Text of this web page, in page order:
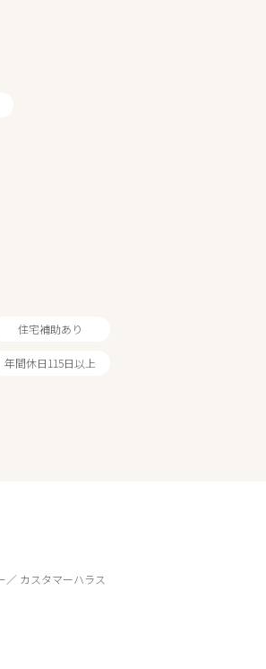
住宅補助あり
年間休日115日以上
カスタマーハラス